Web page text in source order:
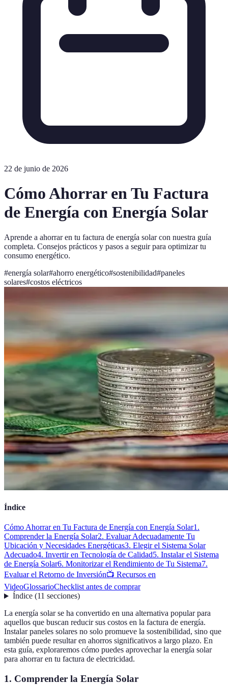
22 de junio de 2026
Cómo Ahorrar en Tu Factura
de Energía con Energía Solar
Aprende a ahorrar en tu factura de energía solar con nuestra guía
completa. Consejos prácticos y pasos a seguir para optimizar tu
consumo energético.
#energía solar#ahorro energético#sostenibilidad#paneles
solares#costos eléctricos
Índice
Cómo Ahorrar en Tu Factura de Energía con Energía Solar1.
Comprender la Energía Solar2. Evaluar Adecuadamente Tu
Ubicación y Necesidades Energéticas3. Elegir el Sistema Solar
Adecuado4. Invertir en Tecnología de Calidad5. Instalar el Sistema
de Energía Solar6. Monitorizar el Rendimiento de Tu Sistema7.
Evaluar el Retorno de Inversión📺 Recursos en
VideoGlossarioChecklist antes de comprar
Índice(11 secciones)
La energía solar se ha convertido en una alternativa popular para
aquellos que buscan reducir sus costos en la factura de energía.
Instalar paneles solares no solo promueve la sostenibilidad, sino que
también puede resultar en ahorros significativos a largo plazo. En
esta guía, exploraremos cómo puedes aprovechar la energía solar
para ahorrar en tu factura de electricidad.
1. Comprender la Energía Solar